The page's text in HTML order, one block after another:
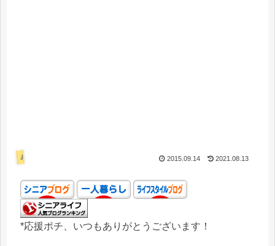
あれこれ 2015.09.14 2021.08.13
*応援ポチ、いつもありがとうございます！